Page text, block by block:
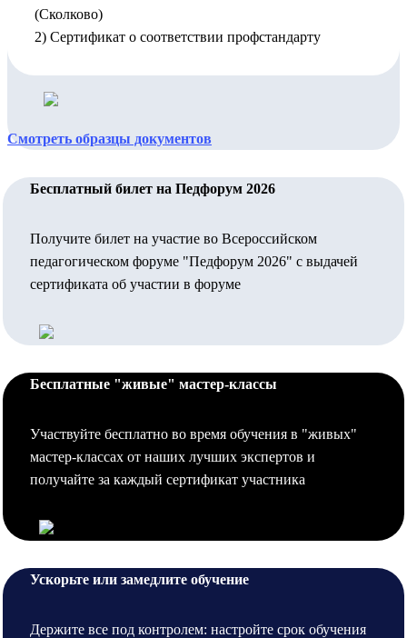
(Сколково)
2) Сертификат о соответствии профстандарту
Смотреть образцы документов
Бесплатный билет на Педфорум 2026
Получите билет на участие во Всероссийском
педагогическом форуме "Педфорум 2026" с выдачей
сертификата об участии в форуме
Бесплатные "живые" мастер-классы
Участвуйте бесплатно во время обучения в "живых"
мастер-классах от наших лучших экспертов и
получайте за каждый сертификат участника
Ускорьте или замедлите обучение
Держите все под контролем: настройте срок обучения